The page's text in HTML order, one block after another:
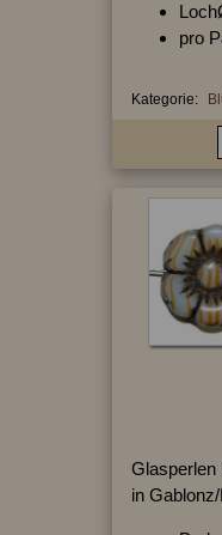
pro
Kategorie:
Glasperlen
in